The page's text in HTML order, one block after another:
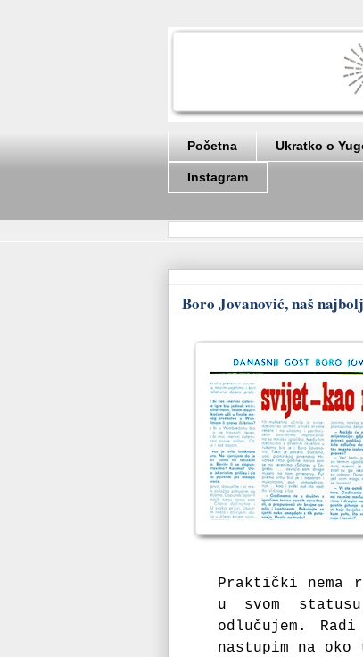
Početna Ukratko o
Instagram
Boro Jovanović, naš
Praktički nema
u svom
odlučujem.
nastupim na